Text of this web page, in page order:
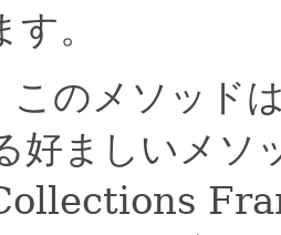
。
このメソッド
好ましいメソ